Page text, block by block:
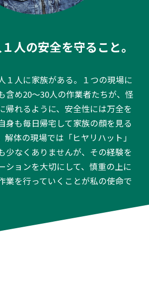
人の安全を守ること。
１人に家族がある。１つの現場に
含め20〜30人の作業者たちが、怪
帰れるように、安全性には万全を
身も毎日帰宅して家族の顔を見る
解体の現場では「ヒヤリハット」
少なくありませんが、その経験を
ションを大切にして、慎重の上に
業を行っていくことが私の使命で